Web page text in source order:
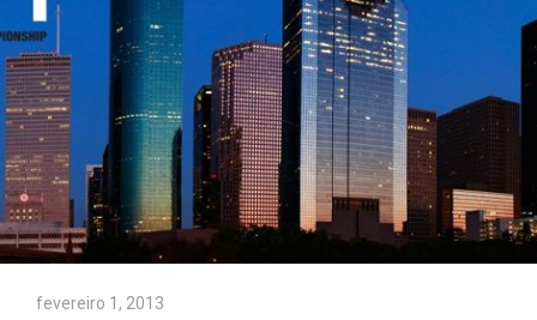
fevereiro 1, 2013